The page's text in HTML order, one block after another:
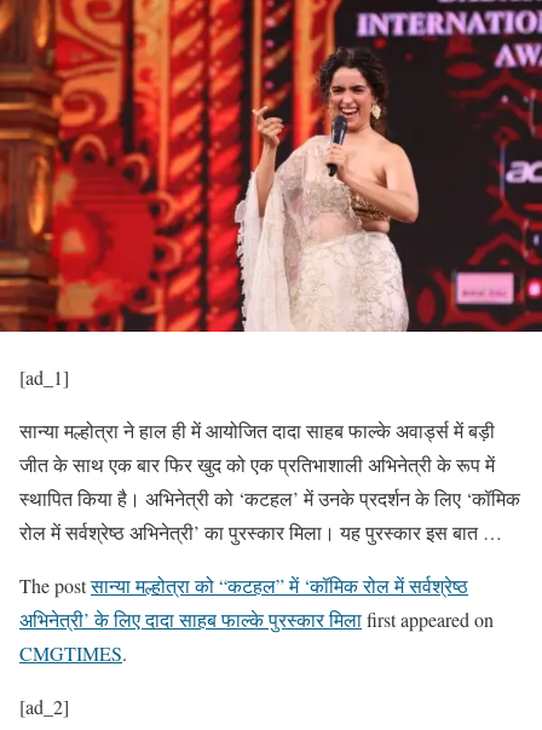
[ad_1]
सान्या मल्होत्रा ​​ने हाल ही में आयोजित दादा साहब फाल्के अवार्ड्स में बड़ी
जीत के साथ एक बार फिर खुद को एक प्रतिभाशाली अभिनेत्री के रूप में
स्थापित किया है। अभिनेत्री को ‘कटहल’ में उनके प्रदर्शन के लिए ‘कॉमिक
रोल में सर्वश्रेष्ठ अभिनेत्री’ का पुरस्कार मिला। यह पुरस्कार इस बात …
The postसान्या मल्होत्रा ​​को “कटहल” में ‘कॉमिक रोल में सर्वश्रेष्ठ
अभिनेत्री’ के लिए दादा साहब फाल्के पुरस्कार मिलाfirst appeared on
CMGTIMES.
[ad_2]